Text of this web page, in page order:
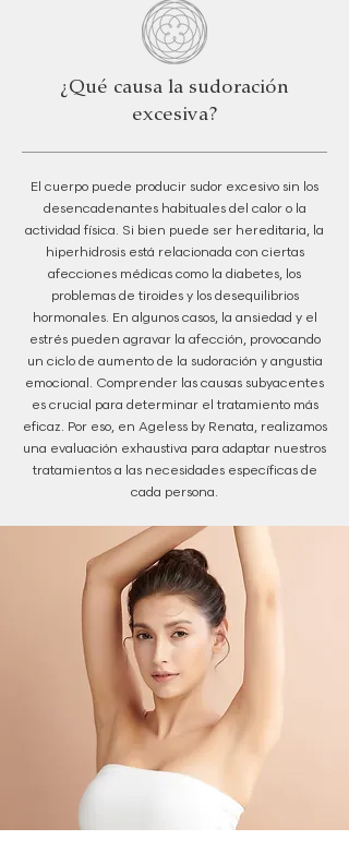
¿Qué causa la sudoración
excesiva?
El cuerpo puede producir sudor excesivo sin los
desencadenantes habituales del calor o la
actividad física. Si bien puede ser hereditaria, la
hiperhidrosis está relacionada con ciertas
afecciones médicas como la diabetes, los
problemas de tiroides y los desequilibrios
hormonales. En algunos casos, la ansiedad y el
estrés pueden agravar la afección, provocando
un ciclo de aumento de la sudoración y angustia
emocional. Comprender las causas subyacentes
es crucial para determinar el tratamiento más
eficaz. Por eso, en Ageless by Renata, realizamos
una evaluación exhaustiva para adaptar nuestros
tratamientos a las necesidades específicas de
cada persona.